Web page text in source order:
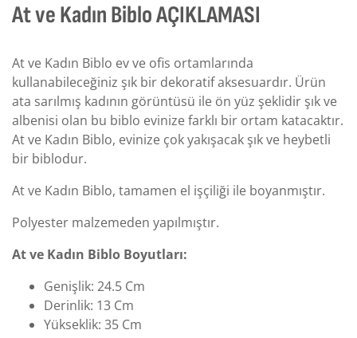
At ve Kadın Biblo AÇIKLAMASI
At ve Kadın Biblo ev ve ofis ortamlarında
kullanabileceğiniz şık bir dekoratif aksesuardır. Ürün
ata sarılmış kadının görüntüsü ile ön yüz şeklidir şık ve
albenisi olan bu biblo evinize farklı bir ortam katacaktır.
At ve Kadın Biblo, evinize çok yakışacak şık ve heybetli
bir biblodur.
At ve Kadın Biblo, tamamen el işçiliği ile boyanmıştır.
Polyester malzemeden yapılmıştır.
At ve Kadın Biblo Boyutları:
Genişlik: 24.5 Cm
Derinlik: 13 Cm
Yükseklik: 35 Cm